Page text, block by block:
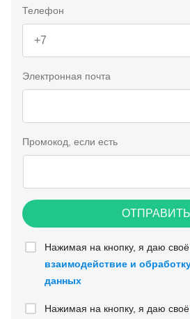
Телефон
Электронная почта
Промокод, если есть
ОТПРАВИТЬ
Нажимая на кнопку, я даю своё
взаимодействие и
данных
Нажимая на кнопку, я даю своё